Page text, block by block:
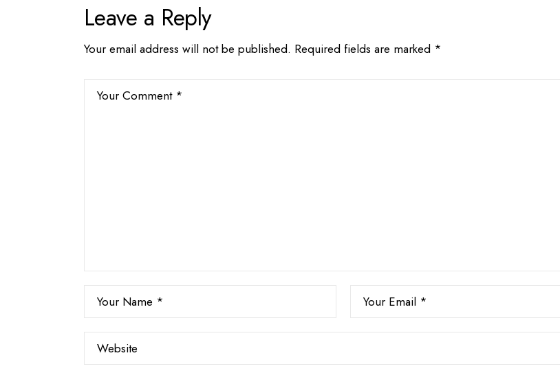
Leave a Reply
Your email address will not be published. Required fields are marked *